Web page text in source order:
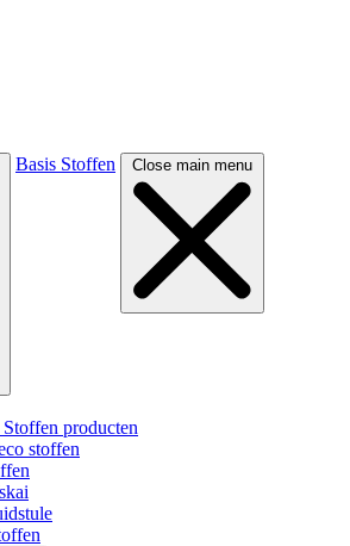
Basis Stoffen Close main menu
producten
stoffen